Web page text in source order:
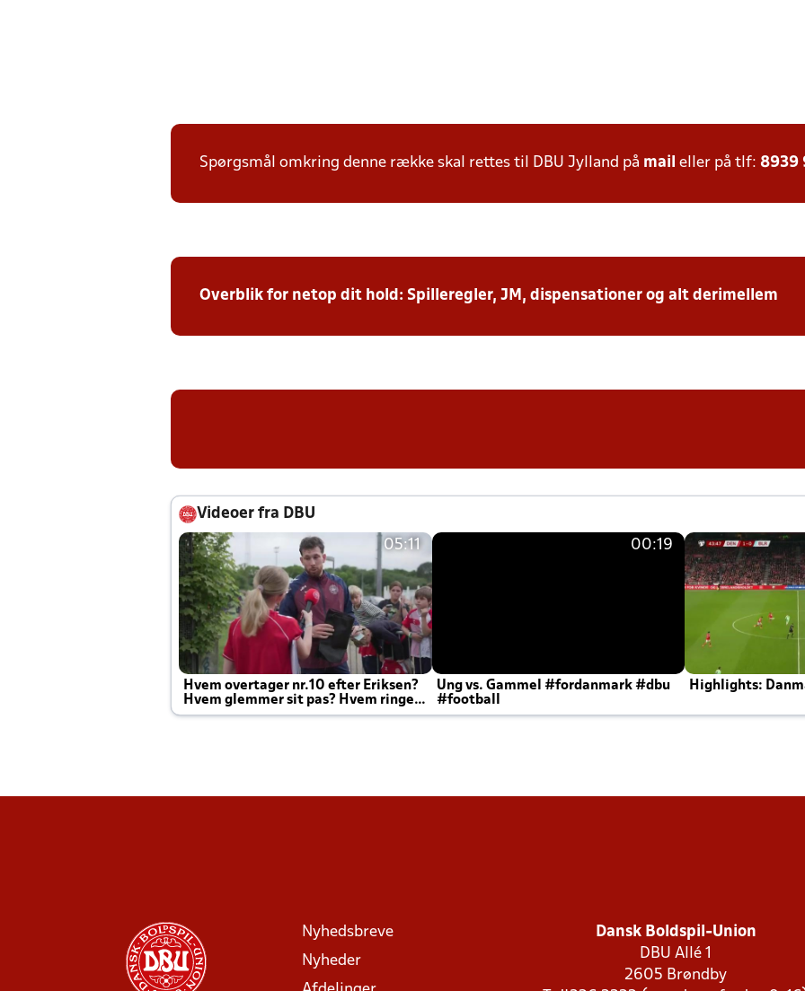
Spørgsmål omkring denne række skal rettes til DBU Jylland på mail eller på tlf: 8939
Overblik for netop dit hold: Spilleregler, JM, dispensationer og alt derimellem
Videoer fra DBU
05:11
Hvem overtager nr.10 efter Eriksen?
Hvem glemmer sit pas? Hvem ringer
Joachim altid til efter kampe?
00:19
Ung vs. Gammel #fordanmark #dbu
#football
Highlights:
Nyhedsbreve
Nyheder
Dansk Boldspil-Union
DBU Allé 1
2605 Brøndby